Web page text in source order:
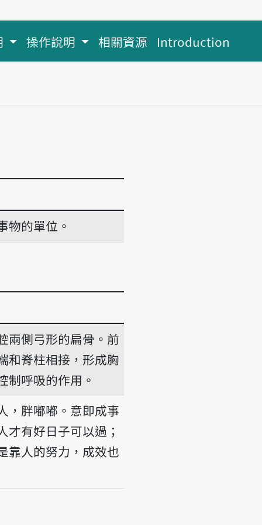
操作說明 相關資源 Introduction
物的單位。
兩側弓形的扁骨。前
和脊柱相接，形成胸
制呼吸的作用。
kut; thinn tshī lâng, puî-tsut-tsut.
，胖嘟嘟。意即成事
才有好日子可以過；
靠人的努力，成效也